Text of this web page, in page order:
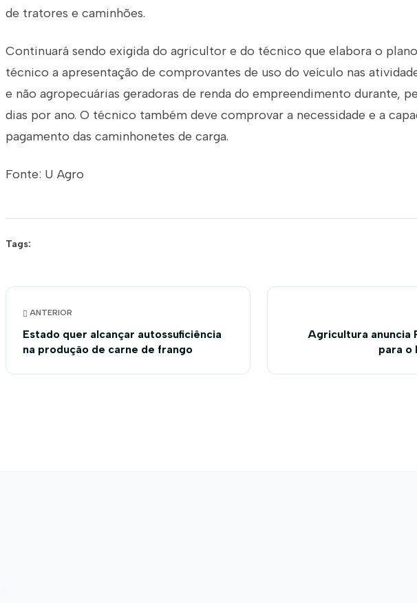
de tratores e caminhões.
Continuará sendo exigida do agricultor e do técnico que elabora o
técnico a apresentação de comprovantes de uso do veículo nas
e não agropecuárias geradoras de renda do empreendimento durante,
dias por ano. O técnico também deve comprovar a necessidade e a
pagamento das caminhonetes de carga.
Fonte: U Agro
Tags:
ANTERIOR
Estado quer alcançar autossuficiência
na produção de carne de frango
Agricultura anuncia
para o